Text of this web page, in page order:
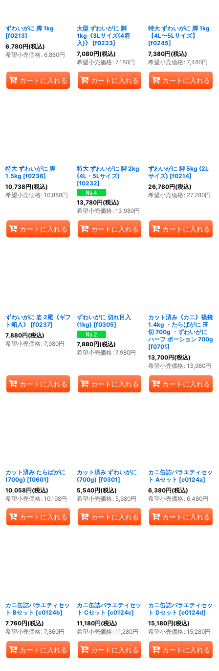
ずわいがに 脚 1kg
[f0213]
6,780円(税込)
希望小売価格: 6,880円
カートに入れる
大型 ずわいがに 脚
1kg《3Lサイズ(4肩
入)》
[f0223]
7,080円(税込)
希望小売価格: 7,180円
カートに入れる
特大 ずわいがに 脚 1kg
【4L〜5Lサイズ】
[f0245]
7,380円(税込)
希望小売価格: 7,480円
カートに入れる
特大 ずわいがに 脚
1.5kg [f0236]
10,738円(税込)
希望小売価格: 10,888円
カートに入れる
特大 ずわいがに 脚 2kg
(4L・5Lサイズ)
[f0232]
13,780円(税込)
希望小売価格: 13,980円
カートに入れる
ずわいがに 脚 5kg (2L
サイズ) [f0214]
26,780円(税込)
希望小売価格: 27,280円
カートに入れる
ずわいがに 姿 2尾《ギフ
ト箱入》
[f0237]
7,880円(税込)
希望小売価格: 7,980円
カートに入れる
ずわいがに 切れ目入
(1kg) [f0305]
7,880円(税込)
希望小売価格: 7,980円
カートに入れる
カット済み《カニ》福袋
1.4kg ・たらばがに 笹
切 700g ・ずわいがに
ハーフ ポーション 700g
[f0701]
13,700円(税込)
希望小売価格: 13,980円
カートに入れる
カット済み たらばがに
(700g) [f0601]
10,058円(税込)
希望小売価格: 10,198円
カートに入れる
カット済み ずわいがに
(700g) [f0301]
5,540円(税込)
希望小売価格: 5,680円
カートに入れる
カニ缶詰バラエティセッ
ト Aセット [c0124a]
6,380円(税込)
希望小売価格: 6,480円
カートに入れる
カニ缶詰バラエティセッ
ト Bセット [c0124b]
7,760円(税込)
希望小売価格: 7,860円
カートに入れる
カニ缶詰バラエティセッ
ト Cセット [c0124c]
11,180円(税込)
希望小売価格: 11,280円
カートに入れる
カニ缶詰バラエティセッ
ト Dセット [c0124d]
15,180円(税込)
希望小売価格: 15,280円
カートに入れる